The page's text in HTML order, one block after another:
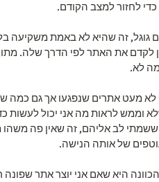
לחזור למצב הקודם.
גוגל, זה שהיא לא באמת משקיעה
לקדם את האתר לפי הדרך שלה.
לא.
לא מעט אתרים שנפגעו אך גם כמה
וממש לראות מה אני יכול לעשות
ששמתי לב אליהם, זה שאין פה משהו
של אותה הנישה.
הכוונה היא שאם אני יוצר אתר